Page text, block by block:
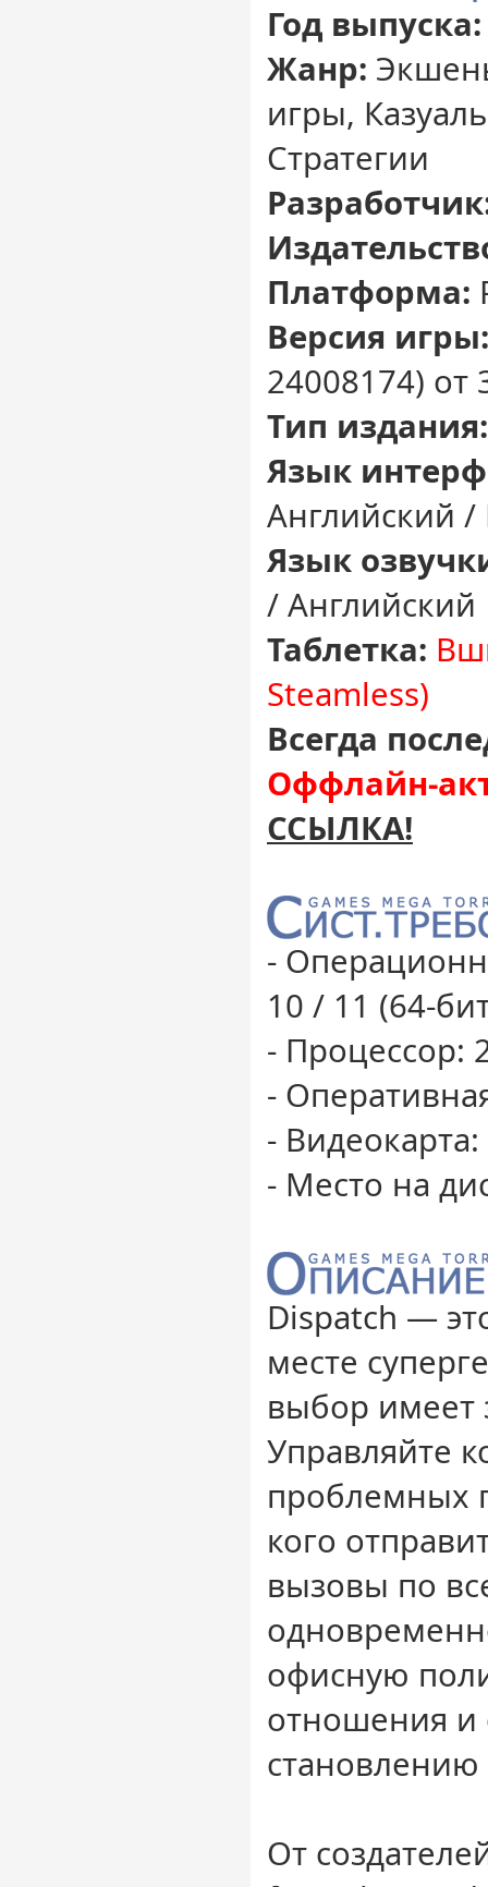
Год выпуска:
Жанр:
игры,
Стратегии
Платформа:
Версия игры:
24008174) от
Тип издания:
Язык
Английский /
Язык
/ Английский
Таблетка:
Steamless)
Всегда
Оффлайн-
ССЫЛКА!
-
10 / 11 (64-
- Процессор:
-
-
- Место на
Dispatch —
месте
выбор имеет
Управляйте
проблемных
кого
вызовы по
офисную
отношения и
От